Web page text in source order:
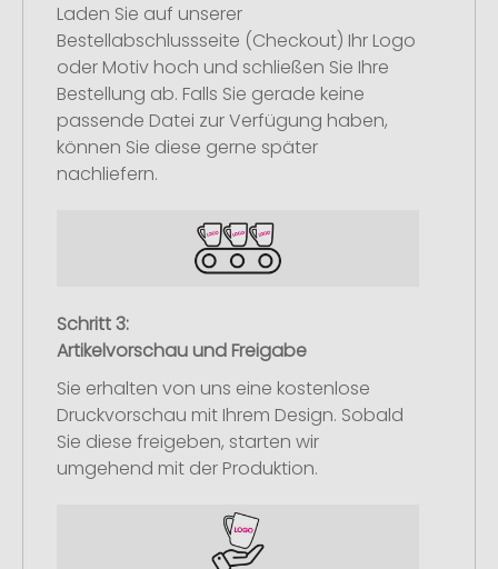
Laden Sie auf unserer
Bestellabschlussseite (Checkout) Ihr Logo
oder Motiv hoch und schließen Sie Ihre
Bestellung ab. Falls Sie gerade keine
passende Datei zur Verfügung haben,
können Sie diese gerne später
nachliefern.
Schritt 3:
Artikelvorschau und Freigabe
Sie erhalten von uns eine kostenlose
Druckvorschau mit Ihrem Design. Sobald
Sie diese freigeben, starten wir
umgehend mit der Produktion.